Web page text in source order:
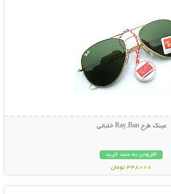
عینک طرح Ray.Ban خلبانی
افزودن به سبد خرید
348000 تومان